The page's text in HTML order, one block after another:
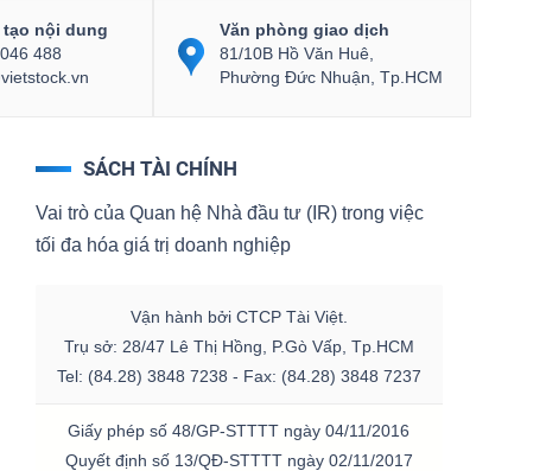
tạo nội dung
488
Văn phòng giao dịch
81/10B Hồ Văn Huê,
Phường Đức Nhuận, Tp.HCM
SÁCH TÀI CHÍNH
Vai trò của Quan hệ Nhà đầu tư (IR) trong việc
tối đa hóa giá trị doanh nghiệp
Vận hành bởi CTCP Tài Việt.
Trụ sở: 28/47 Lê Thị Hồng, P.Gò Vấp, Tp.HCM
Tel: (84.28) 3848 7238 - Fax: (84.28) 3848 7237
Giấy phép số 48/GP-STTTT ngày 04/11/2016
Quyết định số 13/QĐ-STTTT ngày 02/11/2017